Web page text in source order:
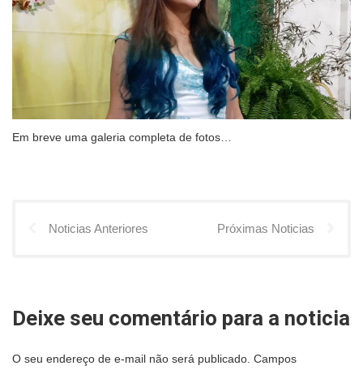
Em breve uma galeria completa de fotos…
Noticias Anteriores Próximas Noticias
Deixe seu comentário para a noticia
O seu endereço de e-mail não será publicado. Campos